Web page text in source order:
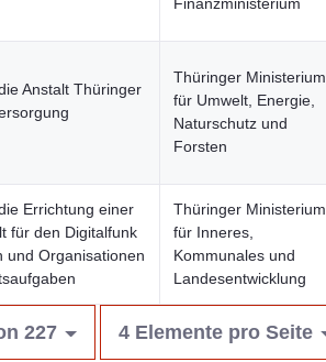
Anstalt Thüringer
Thüringer Ministerium
für Umwelt, Energie,
Naturschutz und
Forsten
Errichtung einer
für den Digitalfunk
und Organisationen
Thüringer Ministerium
für Inneres,
Kommunales und
Landesentwicklung
227 4 Elemente pro Seite